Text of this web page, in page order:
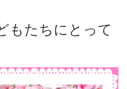
もたちにとって